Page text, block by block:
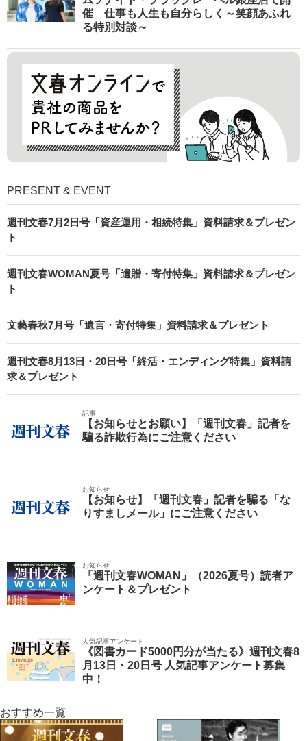
催 仕事も人生も自分らしく～笑顔あふれ
る特別対談～
PRESENT & EVENT
週刊文春7月2日号「資産運用・相続特集」資料請求＆プレゼン
ト
週刊文春WOMAN夏号「遺贈・寄付特集」資料請求＆プレゼン
ト
文藝春秋7月号「遺言・寄付特集」資料請求＆プレゼント
週刊文春8月13日・20日号「終活・エンディング特集」資料請
求＆プレゼント
記事
【お知らせとお願い】「週刊文春」記者を
騙る詐欺行為にご注意ください
お知らせ
【お知らせ】「週刊文春」記者を騙る「な
りすましメール」にご注意ください
お知らせ
「週刊文春WOMAN」（2026夏号）読者ア
ンケート＆プレゼント
人気記事アンケート
《図書カード5000円分が当たる》週刊文春8
月13日・20日号 人気記事アンケート募集
中！
おすすめ一覧